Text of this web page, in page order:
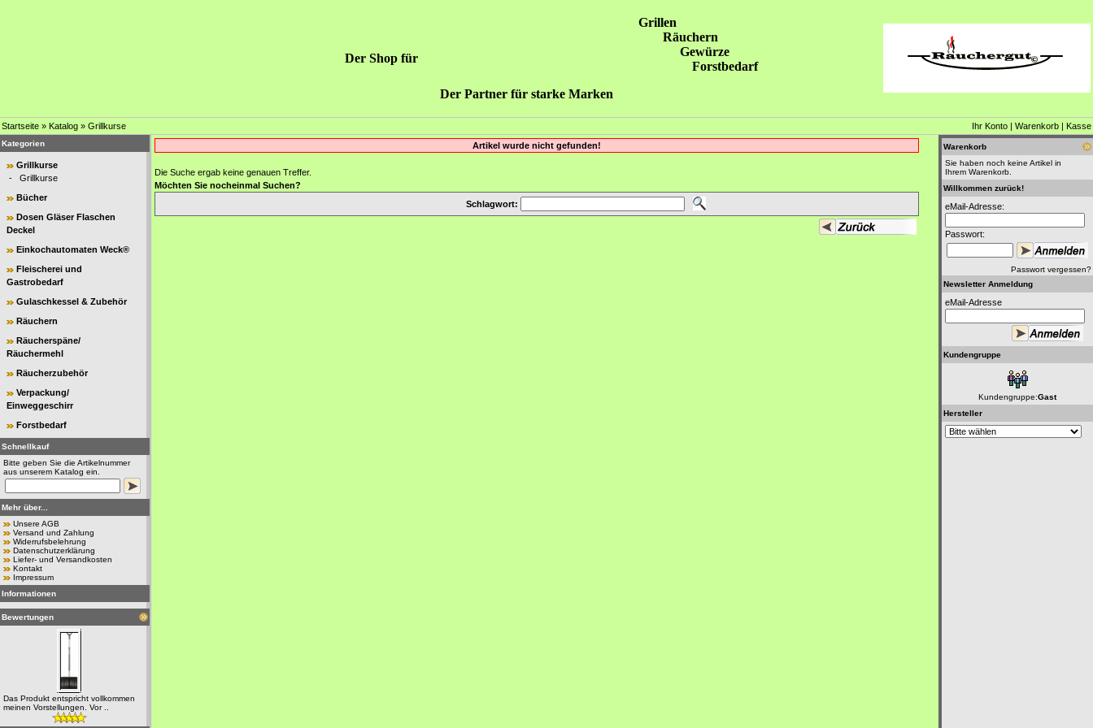
Der Shop für
Grillen
Räuchern
Gewürze
Forstbedarf
Der Partner für starke Marken
Startseite » Katalog » Grillkurse Ihr Konto | Warenkorb | Kasse
Kategorien
Grillkurse
- Grillkurse
Bücher
Dosen Gläser Flaschen
Deckel
Einkochautomaten Weck®
Fleischerei und
Gastrobedarf
Gulaschkessel & Zubehör
Räuchern
Räucherspäne/
Räuchermehl
Räucherzubehör
Verpackung/
Einweggeschirr
Forstbedarf
Schnellkauf
Bitte geben Sie die Artikelnummer
aus unserem Katalog ein.
Mehr über...
Unsere AGB
Versand und Zahlung
Widerrufsbelehrung
Datenschutzerklärung
Liefer- und Versandkosten
Kontakt
Impressum
Informationen
Bewertungen
Das Produkt entspricht vollkommen
meinen Vorstellungen. Vor ..
Artikel wurde nicht gefunden!
Die Suche ergab keine genauen Treffer.
Möchten Sie nocheinmal Suchen?
Schlagwort:
Warenkorb
Sie haben noch keine Artikel in
Ihrem Warenkorb.
Willkommen zurück!
eMail-Adresse:
Passwort:
Passwort vergessen?
Newsletter Anmeldung
eMail-Adresse
Kundengruppe
Kundengruppe:Gast
Hersteller